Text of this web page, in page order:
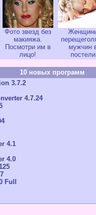
Фото звезд без
макияжа.
Посмотри им в
лицо!
мужчин
постели
10 новых программ
3.7.2
4.7.24
4.1
4.0
Full